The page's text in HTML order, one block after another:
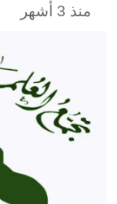
منذ 3 أشهر